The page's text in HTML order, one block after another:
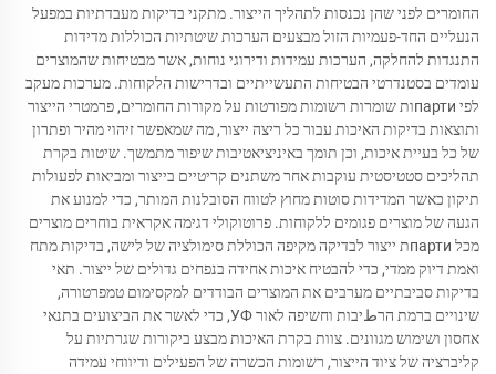
החומרים לפני שהן נכנסות לתהליך הייצור. מתקני בדיקות מעבדתיות במפעל
הנעליים החד-פעמיות הזול מבצעים הערכות שיטתיות הכוללות מדידות
התנגדות להחלקה, הערכות עמידות ודירוגי נוחות, אשר מבטיחות שהמוצרים
עומדים בסטנדרטי הבטיחות התעשייתיים ובדרישות הלקוחות. מערכות מעקב
לפי партиות שומרות רשומות מפורטות על מקורות החומרים, פרמטרי הייצור
ותוצאות בדיקות האיכות עבור כל ריצה ייצור, מה שמאפשר זיהוי מהיר ופתרון
של כל בעיית איכות, וכן תומך באיניציאטיבות שיפור מתמשך. שיטות בקרת
תהליכים סטטיסטית עוקבות אחר משתנים קריטיים בייצור ומביאות לפעולות
תיקון כאשר המדידות סוטות מחוץ לטווח הסובלנות המותר, כדי למנוע את
הגעה של מוצרים פגומים ללקוחות. פרוטוקולי דגימה אקראית בוחרים מוצרים
מכל партиת ייצור לבדיקה מקיפה הכוללת סימולציה של לישה, בדיקות מתח
ואמת דיוק ממדי, כדי להבטיח איכות אחידה בנפחים גדולים של ייצור. תאי
בדיקות סביבתיים מערבים את המוצרים הבודדים למקסימום טמפרטורה,
שינויים ברמת הרطיבות וחשיפה לאור УФ, כדי לאשר את הביצועים בתנאי
אחסון ושימוש מגוונים. צוות בקרת האיכות מבצע ביקורות שגרתיות על
קליברציה של ציוד הייצור, רשומות הכשרה של הפעילים ודיווחי עמידה